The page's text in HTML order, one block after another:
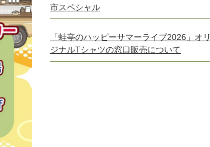
市スペシャル
「蛙亭のハッピーサマーライブ2026」オリ
ジナルTシャツの窓口販売について